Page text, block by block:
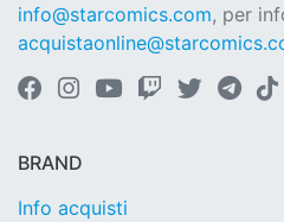
info@starcomics.com, per
BRAND
Info acquisti